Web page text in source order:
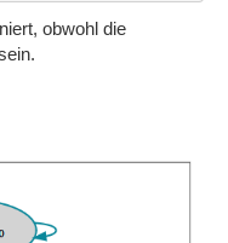
obwohl die